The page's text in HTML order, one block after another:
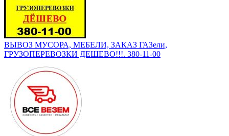
ВЫВОЗ МУСОРА, МЕБЕЛИ, ЗАКАЗ ГАЗели,
ГРУЗОПЕРЕВОЗКИ ДЕШЕВО!!!. 380-11-00